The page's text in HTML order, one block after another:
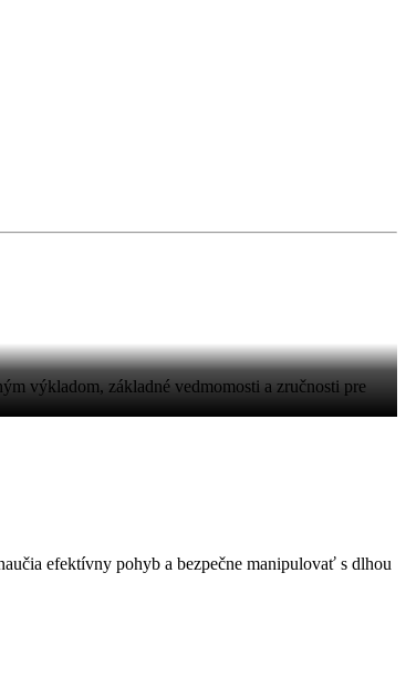
výkladom, základné vedmomosti a zručnosti pre
efektívny pohyb a bezpečne manipulovať s dlhou